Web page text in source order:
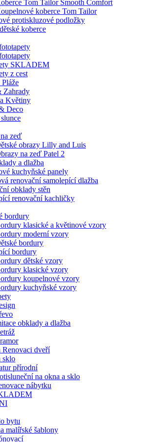
Tom Tailor Smooth Comfort
koberce Tom Tailor
protiskluzové podložky
koberce
SKLADEM
z cest
Zahrady
Květiny
Deco
zeď
obrazy Lilly and Luis
na zeď Patel 2
a dlažba
kuchyňské panely
renovační samolepící dlažba
obklady stěn
renovační kachličky
bordury
klasické a květinové vzory
moderní vzory
bordury
bordury
dětské vzory
klasické vzory
koupelnové vzory
kuchyňské vzory
obklady a dlažba
Renovaci dveří
sklo
přírodní
na okna a sklo
nábytku
bytu
malířské šablony